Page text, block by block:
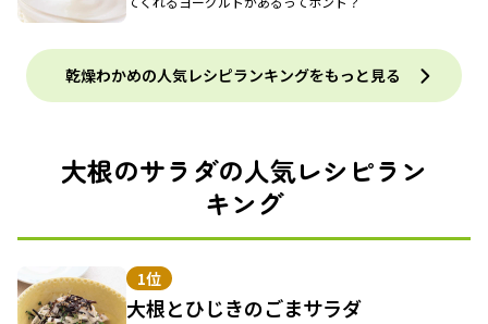
乾燥わかめの人気レシピランキングをもっと見る
大根のサラダの人気レシピラン
キング
1位
大根とひじきのごまサラダ